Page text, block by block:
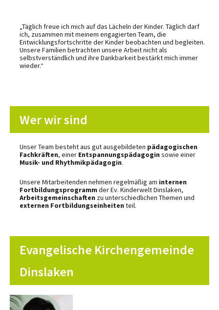
„Täglich freue ich mich auf das Lächeln der Kinder. Täglich darf
ich, zusammen mit meinem engagierten Team, die
Entwicklungsfortschritte der Kinder beobachten und begleiten.
Unsere Familien betrachten unsere Arbeit nicht als
selbstverständlich und ihre Dankbarkeit bestärkt mich immer
wieder.“
Wer wir sind
Unser Team besteht aus gut ausgebildeten pädagogischen
Fachkräften, einer Entspannungspädagogin sowie einer
Musik- und Rhythmikpädagogin.
Unsere Mitarbeitenden nehmen regelmäßig am internen
Fortbildungsprogramm der Ev. Kinderwelt Dinslaken,
Arbeitsgemeinschaften zu unterschiedlichen Themen und
externen Fortbildungseinheiten teil.
Evangelische Kirchengemeinde
Dinslaken